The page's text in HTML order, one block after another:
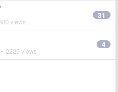
views
31
2229 views
4